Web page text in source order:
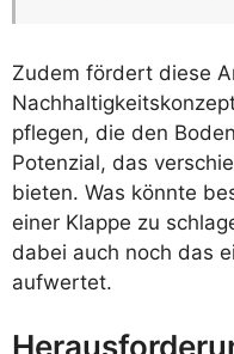
Zudem fördert diese
pflegen, die den
Potenzial, das
bieten. Was könnte
einer Klappe zu
dabei auch noch das
aufwertet.